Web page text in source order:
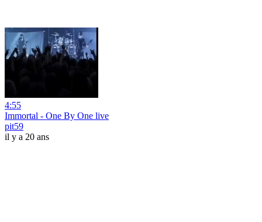
4:55
Immortal - One By One live
pit59
il y a 20 ans